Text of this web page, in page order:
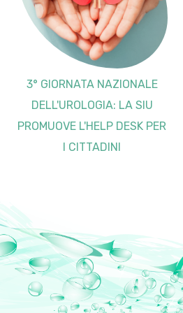
3° GIORNATA NAZIONALE
DELL'UROLOGIA: LA SIU
PROMUOVE L'HELP DESK PER
I CITTADINI